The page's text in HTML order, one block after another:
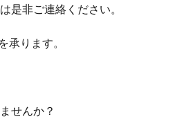
は是非ご連絡ください。
承ります。
せんか？